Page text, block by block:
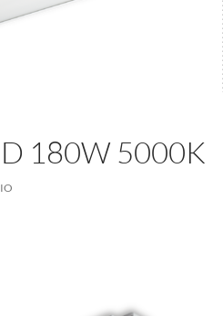
180W 5000K